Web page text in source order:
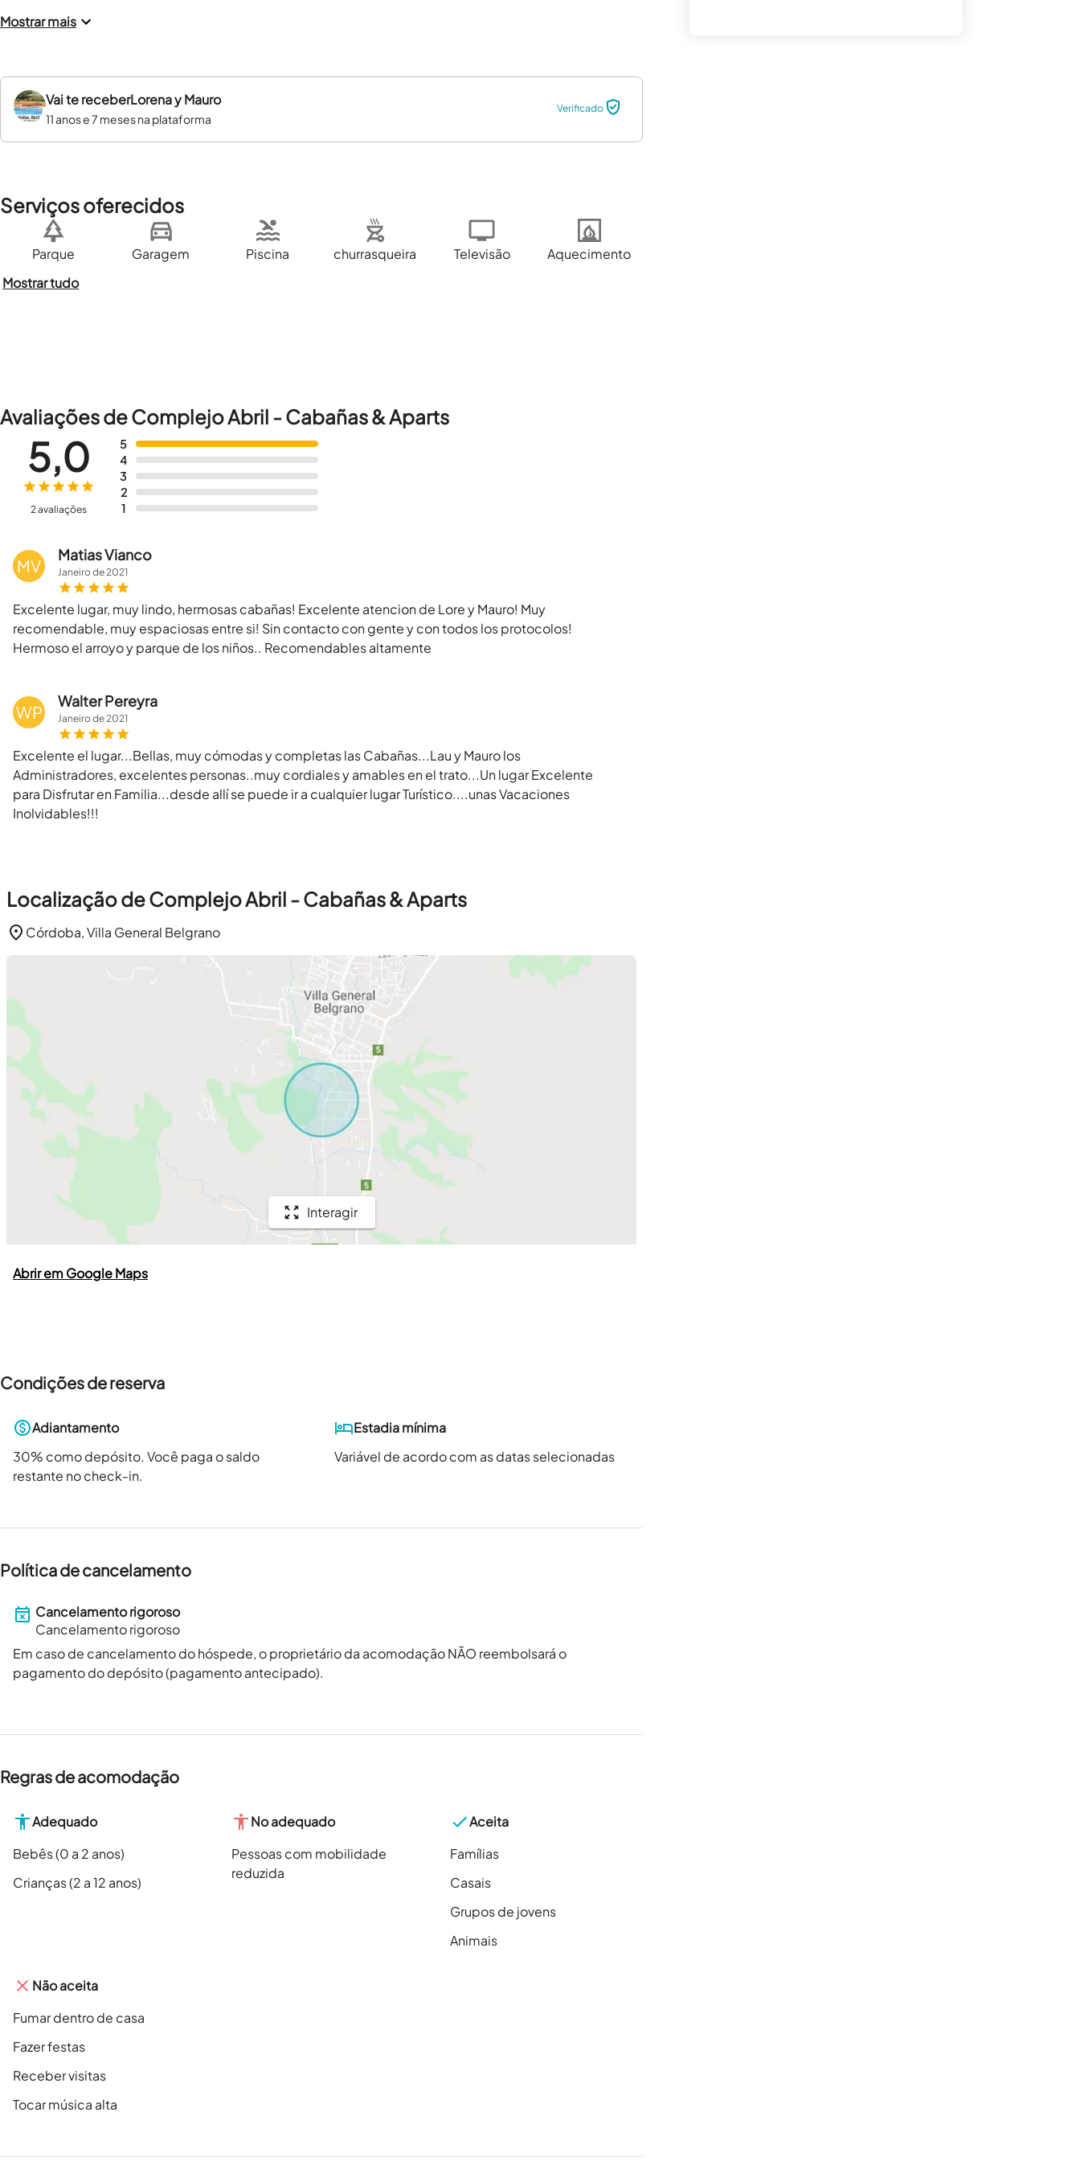
Mostrar mais
Vai te receberLorena y Mauro
11 anos e 7 meses na plataforma
Verificado
Serviços oferecidos
Parque Garagem Piscina churrasqueira Televisão
Aquecimento
Mostrar tudo
Avaliações de Complejo Abril - Cabañas & Aparts
5
4
3
2
1
5,0
2 avaliações
MV
Matias Vianco
Janeirode2021
Excelente lugar, muy lindo, hermosas cabañas! Excelente atencion de Lore y Mauro! Muy
recomendable, muy espaciosas entre si! Sin contacto con gente y con todos los protocolos!
Hermoso el arroyo y parque de los niños.. Recomendables altamente
WP
Walter Pereyra
Janeirode2021
Excelente el lugar...Bellas, muy cómodas y completas las Cabañas...Lau y Mauro los
Administradores, excelentes personas..muy cordiales y amables en el trato...Un lugar Excelente
para Disfrutar en Familia...desde allí se puede ir a cualquier lugar Turístico....unas Vacaciones
Inolvidables!!!
Localização de Complejo Abril - Cabañas & Aparts
Córdoba, Villa General Belgrano
Interagir
Abrir em Google Maps
Condições de reserva
Adiantamento
30% como depósito. Você paga o saldo
restante no check-in.
Estadia mínima
Variável de acordo com as datas selecionadas
Política de cancelamento
Cancelamento rigoroso
Cancelamento rigoroso
Em caso de cancelamento do hóspede, o proprietário da acomodação NÃO reembolsará o
pagamento do depósito (pagamento antecipado).
Regras de acomodação
Adequado
Bebês (0 a 2 anos)
Crianças (2 a 12 anos)
No adequado
Pessoas com mobilidade
reduzida
Aceita
Famílias
Casais
Grupos de jovens
Animais
Não aceita
Fumar dentro de casa
Fazer festas
Receber visitas
Tocar música alta